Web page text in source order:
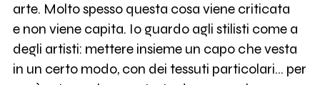
arte. Molto spesso questa cosa viene criticata
e non viene capita. Io guardo agli stilisti come a
degli artisti: mettere insieme un capo che vesta
in un certo modo, con dei tessuti particolari... per